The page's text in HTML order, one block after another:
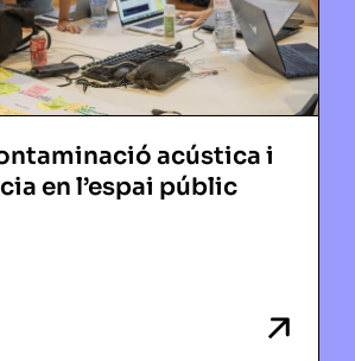
acústica i
en l’espai públic